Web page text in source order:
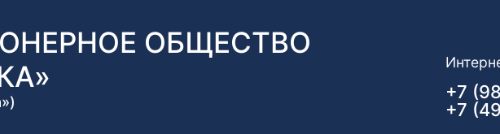
ОБЩЕСТВО
+7
+7